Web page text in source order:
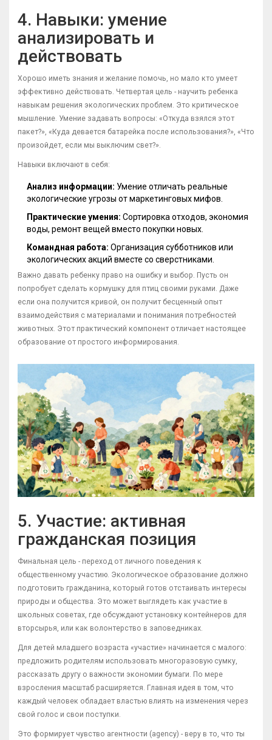
4. Навыки: умение
анализировать и
действовать
Хорошо иметь знания и желание помочь, но мало кто умеет
эффективно действовать. Четвертая цель - научить ребенка
навыкам решения экологических проблем. Это критическое
мышление. Умение задавать вопросы: «Откуда взялся этот
пакет?», «Куда девается батарейка после использования?», «Что
произойдет, если мы выключим свет?».
Навыки включают в себя:
Анализ информации: Умение отличать реальные
экологические угрозы от маркетинговых мифов.
Практические умения: Сортировка отходов, экономия
воды, ремонт вещей вместо покупки новых.
Командная работа: Организация субботников или
экологических акций вместе со сверстниками.
Важно давать ребенку право на ошибку и выбор. Пусть он
попробует сделать кормушку для птиц своими руками. Даже
если она получится кривой, он получит бесценный опыт
взаимодействия с материалами и понимания потребностей
животных. Этот практический компонент отличает настоящее
образование от простого информирования.
5. Участие: активная
гражданская позиция
Финальная цель - переход от личного поведения к
общественному участию. Экологическое образование должно
подготовить гражданина, который готов отстаивать интересы
природы и общества. Это может выглядеть как участие в
школьных советах, где обсуждают установку контейнеров для
вторсырья, или как волонтерство в заповедниках.
Для детей младшего возраста «участие» начинается с малого:
предложить родителям использовать многоразовую сумку,
рассказать другу о важности экономии бумаги. По мере
взросления масштаб расширяется. Главная идея в том, что
каждый человек обладает властью влиять на изменения через
свой голос и свои поступки.
Это формирует чувство агентности (agency) - веру в то, что ты